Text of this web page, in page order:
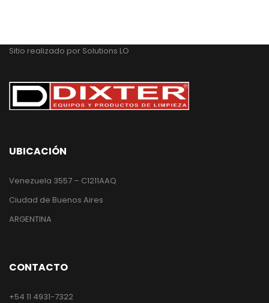
Sitio realizado por Solutions LO
UBICACIÓN
Venezuela 3557 – C1211AAQ
Ciudad de Buenos Aires
ARGENTINA
CONTACTO
+54 11 4931-7322